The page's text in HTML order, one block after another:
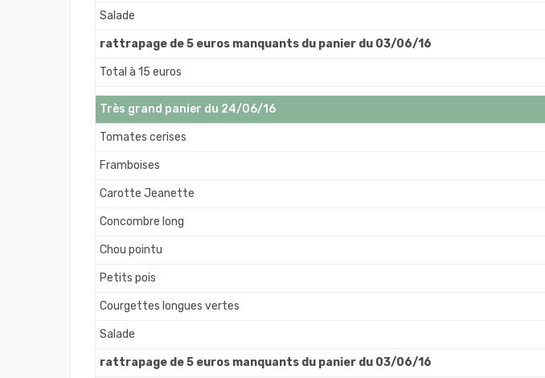
Salade
rattrapage de 5 euros manquants du panier du 03/06/16
Total à 15 euros
Très grand panier du 24/06/16
Tomates cerises
Framboises
Carotte Jeanette
Concombre long
Chou pointu
Petits pois
Courgettes longues vertes
Salade
rattrapage de 5 euros manquants du panier du 03/06/16